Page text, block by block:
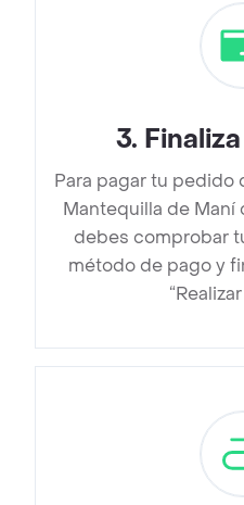
3.
Para pagar tu pedido
Mantequilla de Maní
debes comprobar
método de pago y